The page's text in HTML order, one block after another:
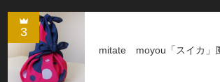
3
mitate moyou「スイカ」